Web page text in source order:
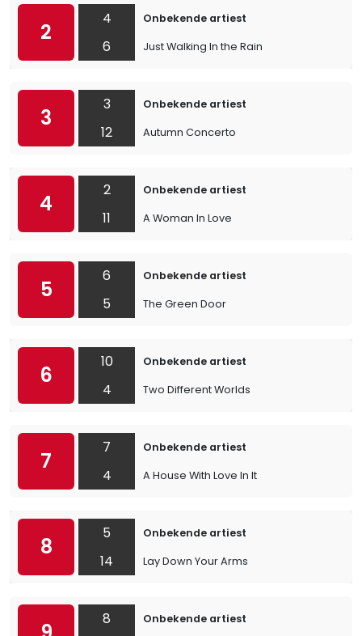
2
4
6
Onbekende artiest
Just Walking In the Rain
3
3
12
Onbekende artiest
Autumn Concerto
4
2
11
Onbekende artiest
A Woman In Love
5
6
5
Onbekende artiest
The Green Door
6
10
4
Onbekende artiest
Two Different Worlds
7
7
4
Onbekende artiest
A House With Love In It
8
5
14
Onbekende artiest
Lay Down Your Arms
8
Onbekende artiest